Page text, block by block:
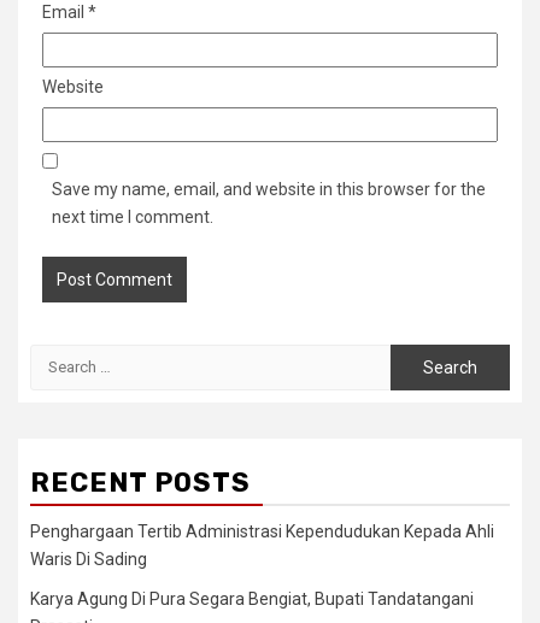
Email *
Website
Save my name, email, and website in this browser for the
next time I comment.
RECENT POSTS
Penghargaan Tertib Administrasi Kependudukan Kepada Ahli
Waris Di Sading
Karya Agung Di Pura Segara Bengiat, Bupati Tandatangani